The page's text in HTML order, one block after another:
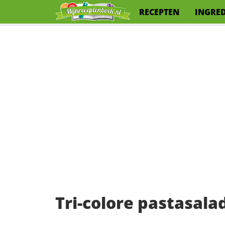
RECEPTEN
Tri-colore